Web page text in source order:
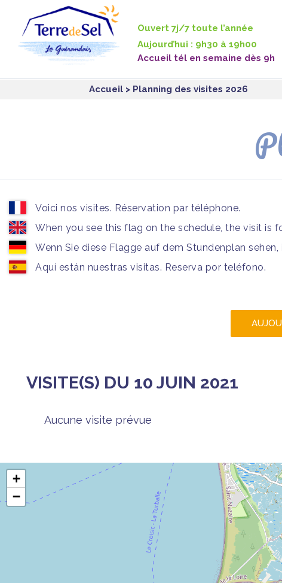
Ouvert 7j/7 toute l’année
Aujourd’hui : 9h30 à 19h00
Accueil tél en semaine dès 9h
Accueil > Planning des visites 2026
Voici nos visites. Réservation par téléphone.
When you see this flag on the schedule, the visit is
Wenn Sie diese Flagge auf dem Stundenplan
Aquí están nuestras visitas. Reserva por teléfono.
VISITE(S) DU 10 JUIN 2021
Aucune visite prévue
+
−
Panneau de gestion des cookies